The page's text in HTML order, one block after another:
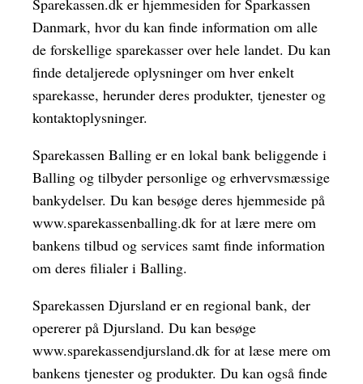
Sparekassen.dk er hjemmesiden for Sparkassen
Danmark, hvor du kan finde information om alle
de forskellige sparekasser over hele landet. Du kan
finde detaljerede oplysninger om hver enkelt
sparekasse, herunder deres produkter, tjenester og
kontaktoplysninger.
Sparekassen Balling er en lokal bank beliggende i
Balling og tilbyder personlige og erhvervsmæssige
bankydelser. Du kan besøge deres hjemmeside på
www.sparekassenballing.dk for at lære mere om
bankens tilbud og services samt finde information
om deres filialer i Balling.
Sparekassen Djursland er en regional bank, der
opererer på Djursland. Du kan besøge
www.sparekassendjursland.dk for at læse mere om
bankens tjenester og produkter. Du kan også finde